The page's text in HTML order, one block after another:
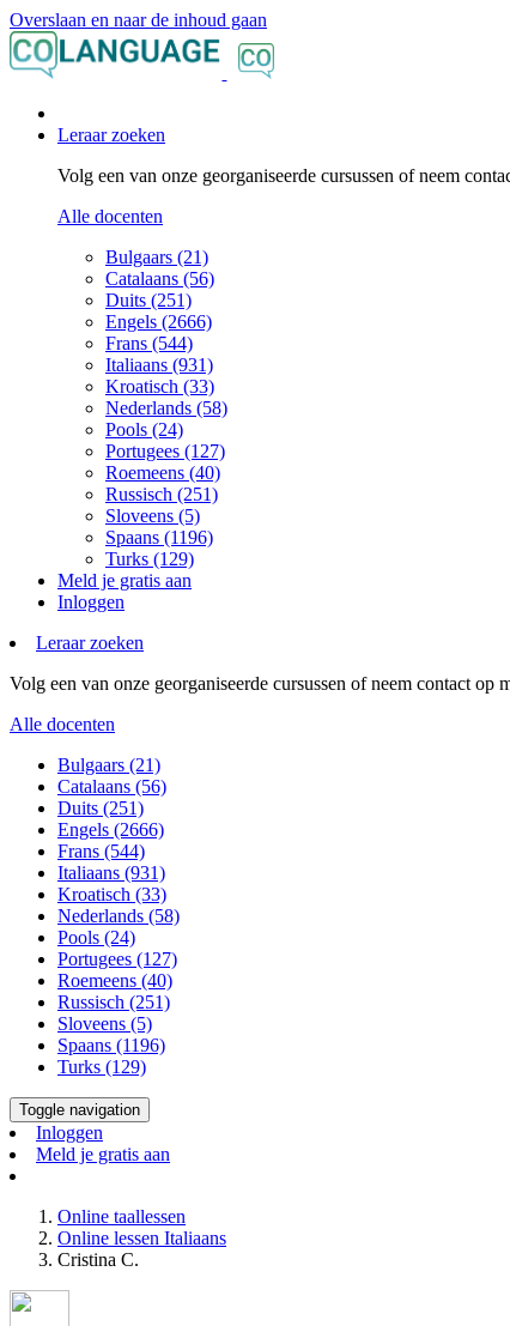
Overslaan en naar de inhoud gaan
Leraar zoeken
Volg een van onze georganiseerde cursussen of neem
Alle docenten
Bulgaars (21)
Catalaans (56)
Duits (251)
Engels (2666)
Frans (544)
Italiaans (931)
Kroatisch (33)
Nederlands (58)
Pools (24)
Portugees (127)
Roemeens (40)
Russisch (251)
Sloveens (5)
Spaans (1196)
Turks (129)
Meld je gratis aan
Inloggen
Leraar zoeken
Volg een van onze georganiseerde cursussen of neem contact op
Alle docenten
Bulgaars (21)
Catalaans (56)
Duits (251)
Engels (2666)
Frans (544)
Italiaans (931)
Kroatisch (33)
Nederlands (58)
Pools (24)
Portugees (127)
Roemeens (40)
Russisch (251)
Sloveens (5)
Spaans (1196)
Turks (129)
Toggle navigation
Inloggen
Meld je gratis aan
Online taallessen
Online lessen Italiaans
Cristina C.